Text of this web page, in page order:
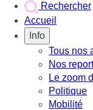
Rechercher
Accueil
Info
Tous nos
Nos
Le zoom
Politique
Mobilité